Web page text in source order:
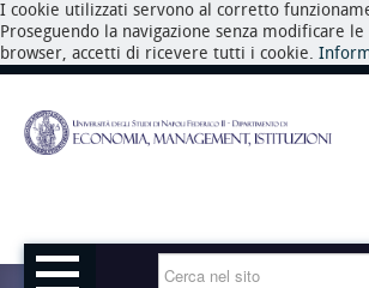
I cookie utilizzati servono al corretto
Proseguendo la navigazione senza modificare
browser, accetti di ricevere tutti i cookie.